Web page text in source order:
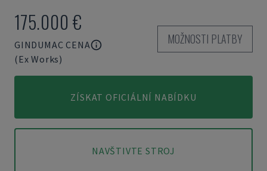
175.000 €
GINDUMAC CENA
(Ex Works)
MOŽNOSTI PLATBY
ZÍSKAT OFICIÁLNÍ NABÍDKU
NAVŠTIVTE STROJ